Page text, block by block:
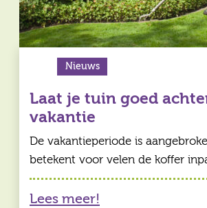
Nieuws
Laat je tuin goed
vakantie
De vakantieperiode is
betekent voor velen de koffer
Lees meer!